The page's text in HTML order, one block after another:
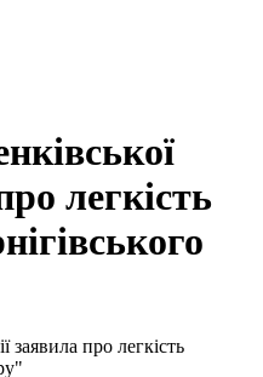
легкість